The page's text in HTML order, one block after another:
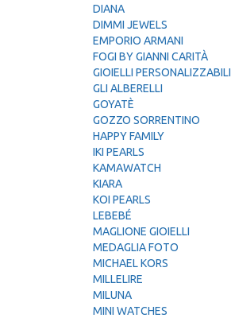
DIANA
DIMMI JEWELS
EMPORIO ARMANI
FOGI BY GIANNI CARITÀ
GIOIELLI PERSONALIZZABILI
GLI ALBERELLI
GOYATÈ
GOZZO SORRENTINO
HAPPY FAMILY
IKI PEARLS
KAMAWATCH
KIARA
KOI PEARLS
LEBEBÉ
MAGLIONE GIOIELLI
MEDAGLIA FOTO
MICHAEL KORS
MILLELIRE
MILUNA
MINI WATCHES